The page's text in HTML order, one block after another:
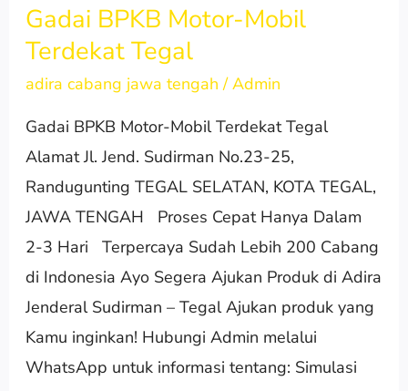
Gadai BPKB Motor-Mobil
Terdekat Tegal
adira cabang jawa tengah /Admin
Gadai BPKB Motor-Mobil Terdekat Tegal
Alamat Jl. Jend. Sudirman No.23-25,
Randugunting TEGAL SELATAN, KOTA TEGAL,
JAWA TENGAH Proses Cepat Hanya Dalam
2-3 Hari Terpercaya Sudah Lebih 200 Cabang
di Indonesia Ayo Segera Ajukan Produk di Adira
Jenderal Sudirman – Tegal Ajukan produk yang
Kamu inginkan! Hubungi Admin melalui
WhatsApp untuk informasi tentang: Simulasi
Gadai
BPKB
Motor-
Terdekat
Tegal